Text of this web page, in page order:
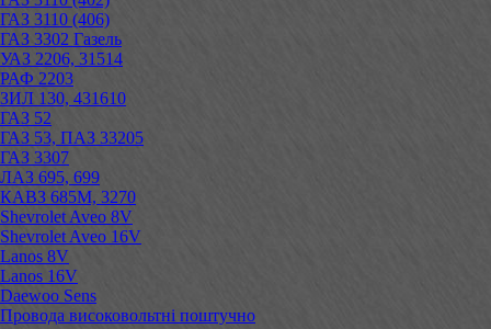
ГАЗ 3110 (406)
ГАЗ 3302 Газель
УАЗ 2206, 31514
РАФ 2203
ЗИЛ 130, 431610
ГАЗ 52
ГАЗ 53, ПАЗ 33205
ГАЗ 3307
ЛАЗ 695, 699
КАВЗ 685М, 3270
Shevrolet Aveo 8V
Shevrolet Aveo 16V
Lanos 8V
Lanos 16V
Daewoo Sens
Провода високовольтні поштучно